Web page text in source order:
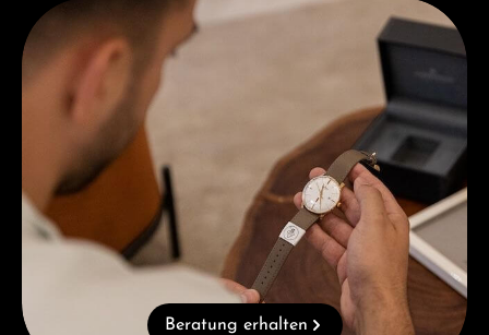
Beratung erhalten
Beratung erhalten